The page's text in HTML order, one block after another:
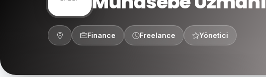
Finance Freelance Yönetici